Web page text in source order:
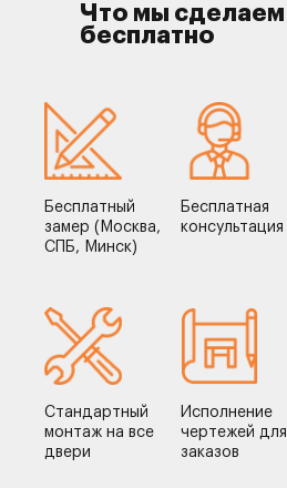
Что мы сделаем
бесплатно
Бесплатный
замер (Москва,
СПБ, Минск)
Бесплатная
консультация
Стандартный
монтаж на все
двери
Исполнение
чертежей для
заказов